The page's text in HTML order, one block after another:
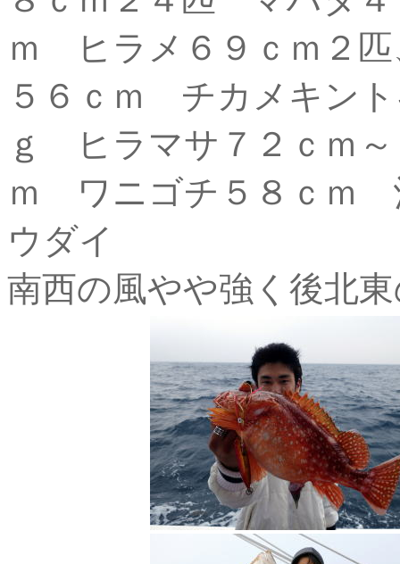
ｍ ヒラメ６９ｃｍ２匹
５６ｃｍ チカメキン
ｇ ヒラマサ７２ｃｍ
ｍ ワニゴチ５８ｃｍ
ウダイ
南西の風やや強く後北